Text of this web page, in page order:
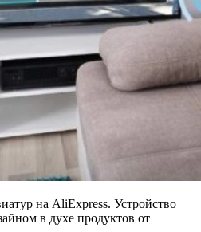
на AliExpress. Устройство
в духе продуктов от